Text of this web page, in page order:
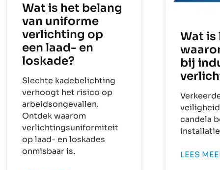
Wat is het belang
van uniforme
verlichting op
een laad- en
loskade?
Slechte kadebelichting
verhoogt het risico op
arbeidsongevallen.
Ontdek waarom
verlichtingsuniformiteit
op laad- en loskades
onmisbaar is.
Wat
bij
candela
LEES